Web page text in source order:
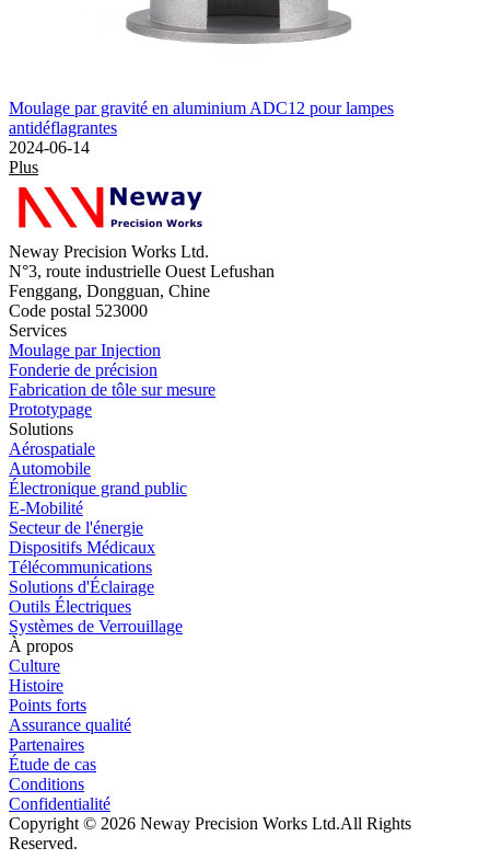
Moulage par gravité en aluminium ADC12 pour lampes
antidéflagrantes
2024-06-14
Plus
Neway Precision Works Ltd.
N°3, route industrielle Ouest Lefushan
Fenggang, Dongguan, Chine
Code postal 523000
Services
Moulage par Injection
Fonderie de précision
Fabrication de tôle sur mesure
Prototypage
Solutions
Aérospatiale
Automobile
Électronique grand public
E-Mobilité
Secteur de l'énergie
Dispositifs Médicaux
Télécommunications
Solutions d'Éclairage
Outils Électriques
Systèmes de Verrouillage
À propos
Culture
Histoire
Points forts
Assurance qualité
Partenaires
Étude de cas
Conditions
Confidentialité
Copyright © 2026 Neway Precision Works Ltd.All Rights
Reserved.